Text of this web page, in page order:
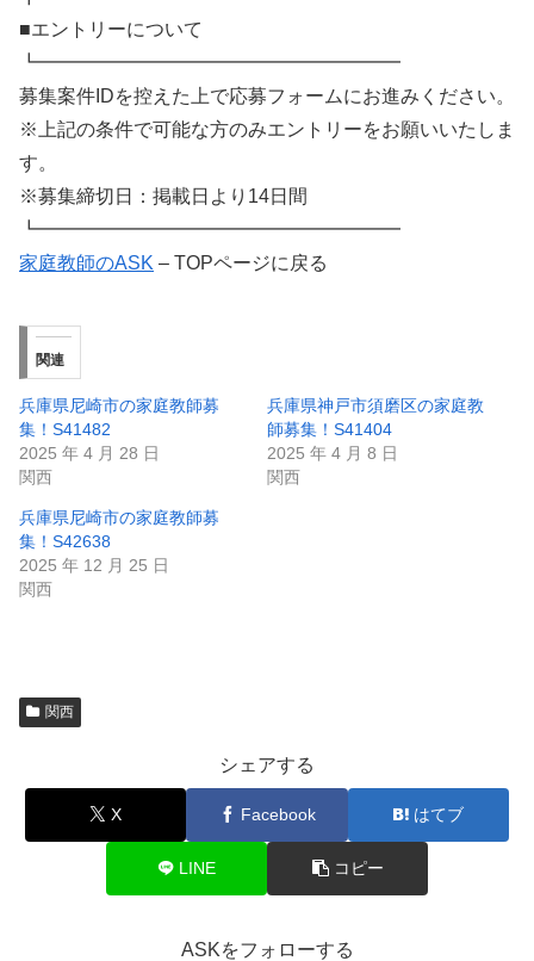
■エントリーについて
┗━━━━━━━━━━━━━━━━━━━
募集案件IDを控えた上で応募フォームにお進みください。
※上記の条件で可能な方のみエントリーをお願いいたしま
す。
※募集締切日：掲載日より14日間
┗━━━━━━━━━━━━━━━━━━━
家庭教師のASK – TOPページに戻る
関連
兵庫県尼崎市の家庭教師募
集！S41482
2025 年 4 月 28 日
関西
兵庫県神戸市須磨区の家庭教
師募集！S41404
2025 年 4 月 8 日
関西
兵庫県尼崎市の家庭教師募
集！S42638
2025 年 12 月 25 日
関西
関西
シェアする
X Facebook はてブ
LINE コピー
ASKをフォローする